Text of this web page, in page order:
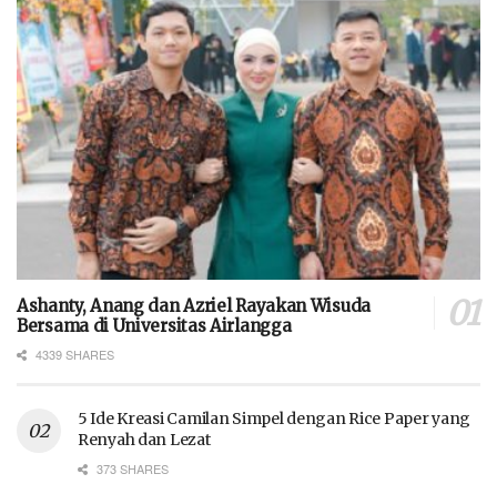
Ashanty, Anang dan Azriel Rayakan Wisuda
Bersama di Universitas Airlangga
4339 SHARES
5 Ide Kreasi Camilan Simpel dengan Rice Paper yang
Renyah dan Lezat
373 SHARES